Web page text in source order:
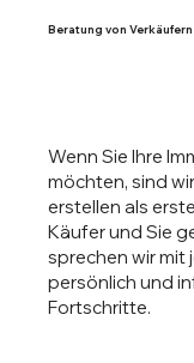
Wenn Sie Ihre
möchten, sind
erstellen als
Käufer und Sie
sprechen wir
persönlich und
Fortschritte.
Beratung von Verkäufern